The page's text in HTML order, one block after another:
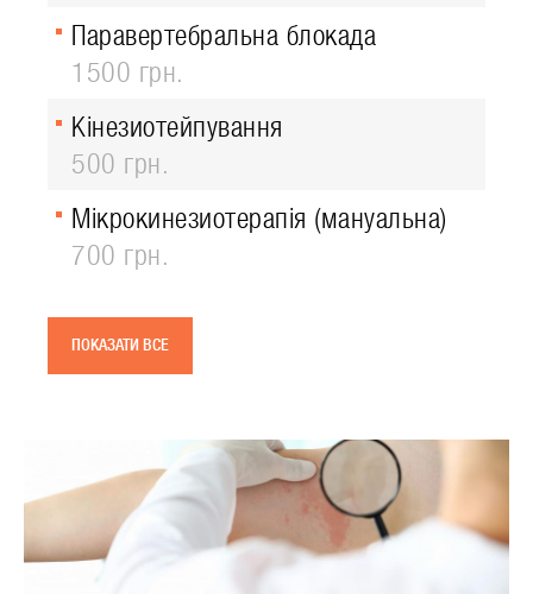
Паравертебральна блокада
1500 грн.
Кінезиотейпування
500 грн.
Мікрокинезиотерапія (мануальна)
700 грн.
ПОКАЗАТИ ВСЕ